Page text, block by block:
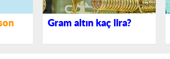
Gram altın kaç lira?